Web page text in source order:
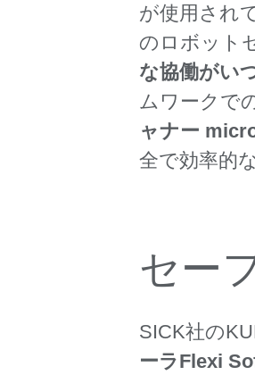
が使用され
のロボット
な協働がい
ムワークで
ャナー
全で効率的
セー
SICK社の
ーラFlexi